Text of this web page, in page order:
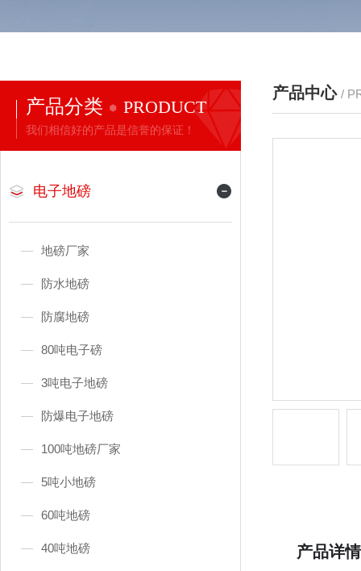
产品分类 PRODUCT
我们相信好的产品是信誉的保证！
电子地磅
地磅厂家
防水地磅
防腐地磅
80吨电子磅
3吨电子地磅
防爆电子地磅
100吨地磅厂家
5吨小地磅
60吨地磅
40吨地磅
产品中心 /
产品详情